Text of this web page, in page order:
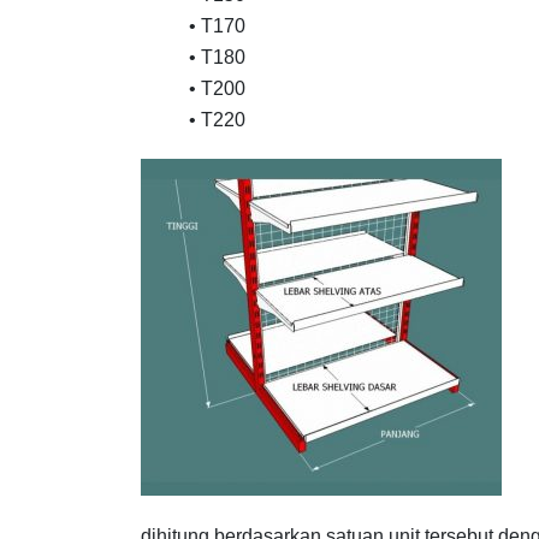
• T170
• T180
• T200
• T220